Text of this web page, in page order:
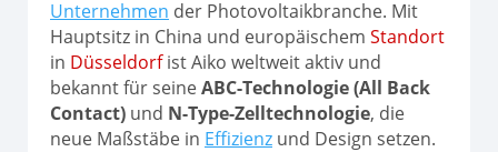
Unternehmen der Photovoltaikbranche. Mit
Hauptsitz in China und europäischem Standort
in Düsseldorfist Aiko weltweit aktiv und
bekannt für seineABC-Technologie (All Back
Contact) und N-Type-Zelltechnologie, die
neue Maßstäbe in Effizienz und Design setzen.